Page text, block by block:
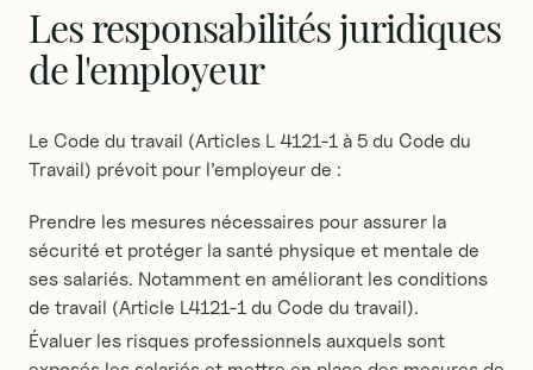
Lesresponsabilitésjuridiques
del'employeur
Le Code du travail (Articles L 4121-1 à 5 du Code du
Travail) prévoit pour l’employeur de :
Prendre les mesures nécessaires pour assurer la
sécurité et protéger la santé physique et mentale de
ses salariés. Notamment en améliorant les conditions
de travail (Article L4121-1 du Code du travail).
Évaluer les risques professionnels auxquels sont